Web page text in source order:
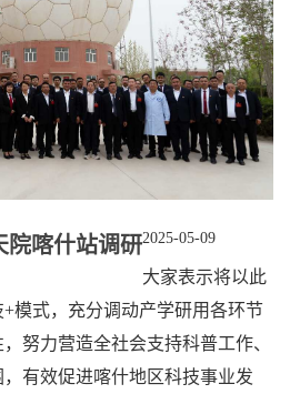
院喀什站调研2025-05-09
大家表示将以此
模式，充分调动产学研用各环节
努力营造全社会支持科普工作、
有效促进喀什地区科技事业发